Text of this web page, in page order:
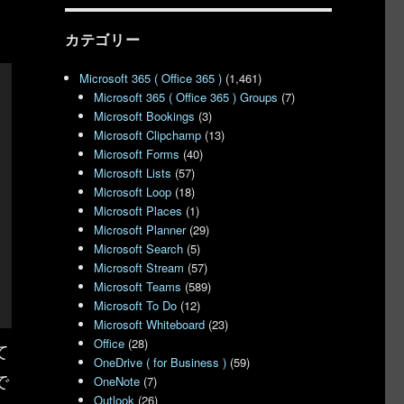
カテゴリー
Microsoft 365 ( Office 365 ) (1,461)
Microsoft 365 ( Office 365 ) Groups (7)
Microsoft Bookings (3)
Microsoft Clipchamp (13)
Microsoft Forms (40)
Microsoft Lists (57)
Microsoft Loop (18)
Microsoft Places (1)
Microsoft Planner(29)
Microsoft Search (5)
Microsoft Stream (57)
Microsoft Teams (589)
Microsoft To Do (12)
Microsoft Whiteboard (23)
Office (28)
OneDrive ( for Business ) (59)
OneNote (7)
Outlook (26)